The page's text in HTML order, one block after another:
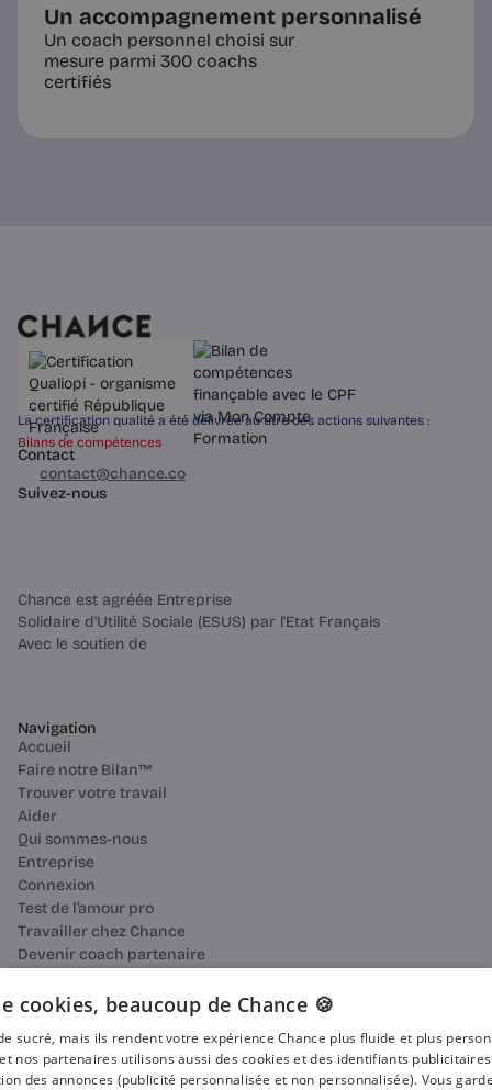
Un accompagnement personnalisé
Un coach personnel choisi sur
mesure parmi 300 coachs
certifiés
La certification qualité a été délivrée au titre des actions suivantes :
Bilans de compétences
Contact
03 60 84 01 14
contact@chance.co
Suivez-nous
Chance est agréée Entreprise
Solidaire d'Utilité Sociale (ESUS) par l'Etat Français
Avec le soutien de
Navigation
Accueil
Faire notre Bilan™
Trouver votre travail
Aider
Qui sommes-nous
Entreprise
Connexion
Test de l’amour pro
Travailler chez Chance
Devenir coach partenaire
Ressources
Bilan de compétences
Reconversion professionnelle
Blog
Média
Presse
cookies, beaucoup de Chance 🍪
sucré, mais ils rendent votre expérience Chance plus fluide et plus
nos partenaires utilisons aussi des cookies et des identifiants
des annonces (publicité personnalisée et non personnalisée). Vous